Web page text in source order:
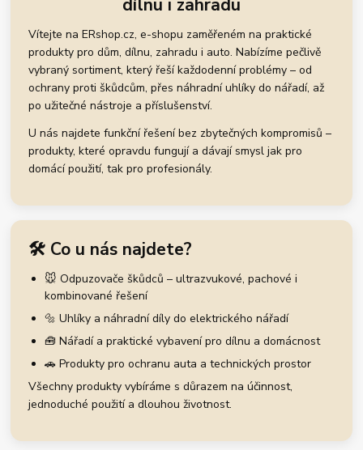
dílnu i zahradu
Vítejte na ERshop.cz, e-shopu zaměřeném na praktické
produkty pro dům, dílnu, zahradu i auto. Nabízíme pečlivě
vybraný sortiment, který řeší každodenní problémy – od
ochrany proti škůdcům, přes náhradní uhlíky do nářadí, až
po užitečné nástroje a příslušenství.
U nás najdete funkční řešení bez zbytečných kompromisů –
produkty, které opravdu fungují a dávají smysl jak pro
domácí použití, tak pro profesionály.
🛠️ Co u nás najdete?
🐭 Odpuzovače škůdců – ultrazvukové, pachové i
kombinované řešení
🔩 Uhlíky a náhradní díly do elektrického nářadí
🧰 Nářadí a praktické vybavení pro dílnu a domácnost
🚗 Produkty pro ochranu auta a technických prostor
Všechny produkty vybíráme s důrazem na účinnost,
jednoduché použití a dlouhou životnost.